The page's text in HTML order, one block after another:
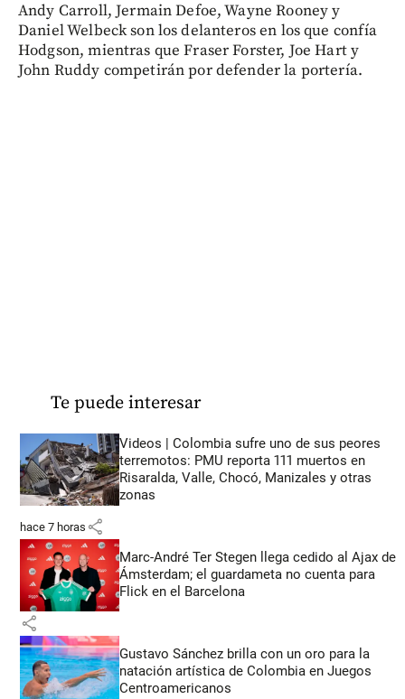
Andy Carroll, Jermain Defoe, Wayne Rooney y
Daniel Welbeck son los delanteros en los que confía
Hodgson, mientras que Fraser Forster, Joe Hart y
John Ruddy competirán por defender la portería.
Te puede interesar
Videos | Colombia sufre uno de sus peores
terremotos: PMU reporta 111 muertos en
Risaralda, Valle, Chocó, Manizales y otras
zonas
hace 7 horas share
Marc-André Ter Stegen llega cedido al Ajax de
Ámsterdam; el guardameta no cuenta para
Flick en el Barcelona
share
Gustavo Sánchez brilla con un oro para la
natación artística de Colombia en Juegos
Centroamericanos